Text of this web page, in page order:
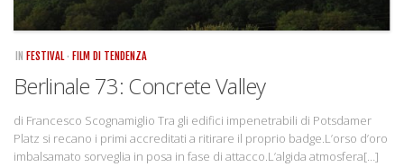
IN FESTIVAL· FILM DI TENDENZA
Berlinale 73: Concrete Valley
di Francesco Scognamiglio Tra gli edifici impenetrabili di Potsdamer
Platz si recano i primi accreditati a ritirare il proprio badge.L’orso d’oro
imbalsamato sorveglia in posa in fase di attacco.L’algida atmosfera[…]